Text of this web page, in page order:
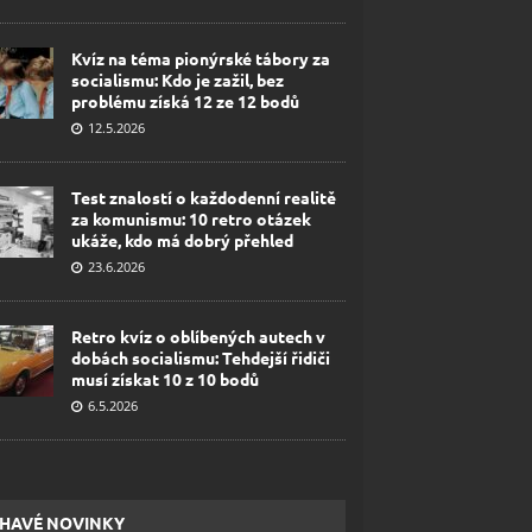
Kvíz na téma pionýrské tábory za
socialismu: Kdo je zažil, bez
problému získá 12 ze 12 bodů
12.5.2026
Test znalostí o každodenní realitě
za komunismu: 10 retro otázek
ukáže, kdo má dobrý přehled
23.6.2026
Retro kvíz o oblíbených autech v
dobách socialismu: Tehdejší řidiči
musí získat 10 z 10 bodů
6.5.2026
NOVINKY